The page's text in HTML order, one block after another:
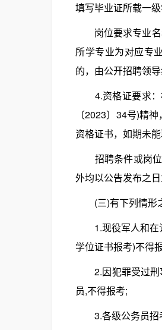
填写毕业证所载一
岗位要求专业名
所学专业为对应专
的，由公开招聘领
4.资格证要求：
〔2023〕34号)精
资格证书，如期未
招聘条件或岗位
外均以公告发布之日
(三)有下列情形之
1.现役军人和在
学位证书报考)不得
2.因犯罪受过刑
员,不得报考;
3.各级公务员招